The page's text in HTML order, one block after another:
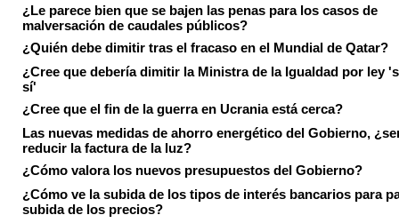
¿Le parece bien que se bajen las penas para los casos de
malversación de caudales públicos?
¿Quién debe dimitir tras el fracaso en el Mundial de Qatar?
¿Cree que debería dimitir la Ministra de la Igualdad por ley
sí'
¿Cree que el fin de la guerra en Ucrania está cerca?
Las nuevas medidas de ahorro energético del Gobierno,
reducir la factura de la luz?
¿Cómo valora los nuevos presupuestos del Gobierno?
¿Cómo ve la subida de los tipos de interés bancarios para
subida de los precios?